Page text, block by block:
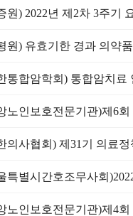
원) 2022년 제2차 3주기
원) 유효기한 경과 의약
통합암학회) 통합암치료
노인보호전문기관)제6
의사협회) 제31기 의료
특별시간호조무사회
노인보호전문기관)제4